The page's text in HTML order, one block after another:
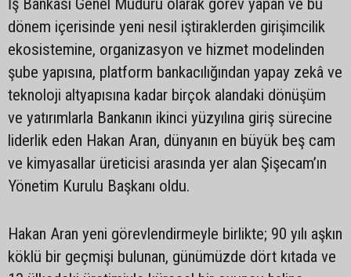
İş Bankası Genel Müdürü olarak görev yapan ve bu
dönem içerisinde yeni nesil iştiraklerden girişimcilik
ekosistemine, organizasyon ve hizmet modelinden
şube yapısına, platform bankacılığından yapay zekâ ve
teknoloji altyapısına kadar birçok alandaki dönüşüm
ve yatırımlarla Bankanın ikinci yüzyılına giriş sürecine
liderlik eden Hakan Aran, dünyanın en büyük beş cam
ve kimyasallar üreticisi arasında yer alan Şişecam’ın
Yönetim Kurulu Başkanı oldu.
Hakan Aran yeni görevlendirmeyle birlikte; 90 yılı aşkın
köklü bir geçmişi bulunan, günümüzde dört kıtada ve